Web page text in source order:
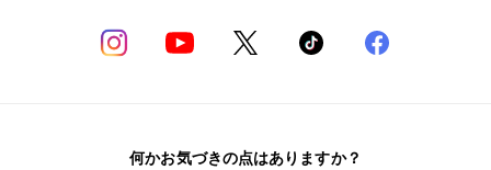
何かお気づきの点はありますか？